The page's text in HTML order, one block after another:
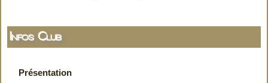
Infos Club
Présentation